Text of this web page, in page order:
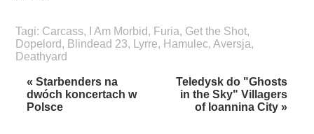
Tagi: Carcass, I Am Morbid, Furia, Get the Shot,
Dopelord, Blindead 23, Lyrre, Hamulec,Aversja,
Deathyard
« Starbenders na
dwóch koncertach w
Polsce
Teledysk do "Ghosts
in the Sky" Villagers
of Ioannina City »